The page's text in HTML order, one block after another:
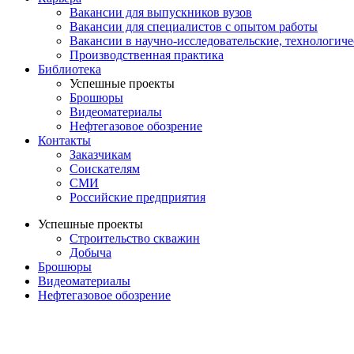
Вакансии для выпускников вузов
Вакансии для специалистов с опытом работы
Вакансии в научно-исследовательские,
Производственная практика
Библиотека
Успешные проекты
Брошюры
Видеоматериалы
Нефтегазовое обозрение
Контакты
Заказчикам
Соискателям
СМИ
Российские предприятия
Успешные проекты
Строительство скважин
Добыча
Брошюры
Видеоматериалы
Нефтегазовое обозрение